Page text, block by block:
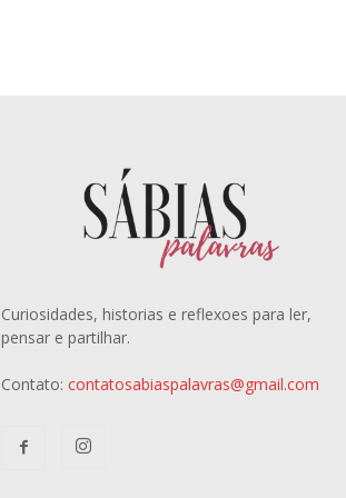
Curiosidades, historias e reflexoes para ler,
pensar e partilhar.
Contato: contatosabiaspalavras@gmail.com